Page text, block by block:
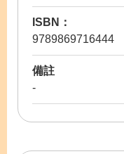
ISBN：
9789869716444
備註
-